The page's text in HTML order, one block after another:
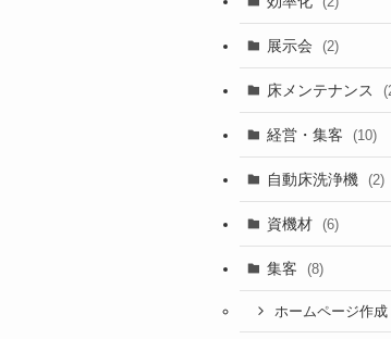
展示会 (2)
床メンテナンス
経営・集客 (10)
自動床洗浄機 (2)
資機材 (6)
集客 (8)
ホームページ作成